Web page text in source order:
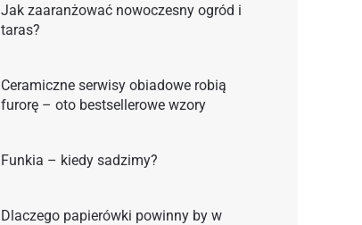
Jak zaaranżować nowoczesny ogród i
taras?
Ceramiczne serwisy obiadowe robią
furorę – oto bestsellerowe wzory
Funkia – kiedy sadzimy?
Dlaczego papierówki powinny by w